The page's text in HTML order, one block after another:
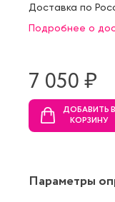
Доставка по
Подробнее о
7 050 ₷
ДОБАВИТЬ В
КОРЗИНУ
Параметры